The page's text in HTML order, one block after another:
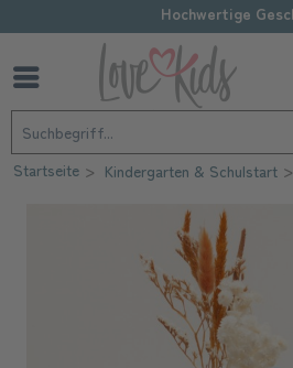
Hochwertige
Startseite Kindergarten & Schulstart